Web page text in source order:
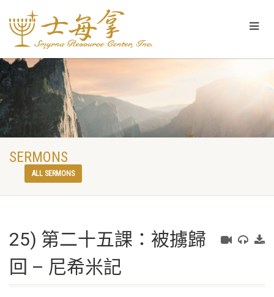
SERMONS
ALL SERMONS
25) 第二十五課：被擄歸
回 – 尼希米記